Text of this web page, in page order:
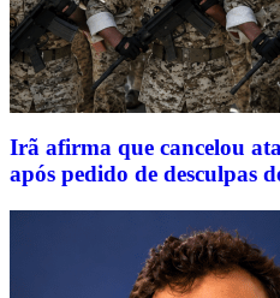
Irã afirma que cancelou
após pedido de desculpas